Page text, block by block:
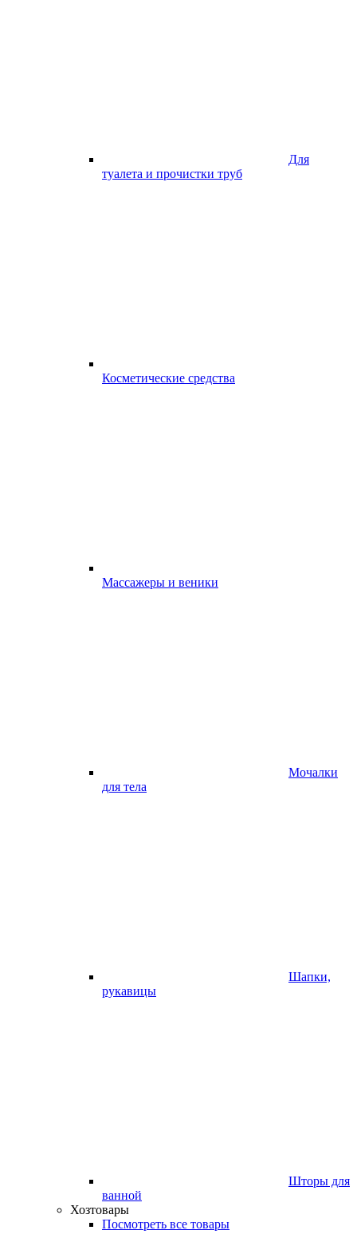
Для
туалета и прочистки труб
Косметические средства
Массажеры и веники
Мочалки
для тела
Шапки,
рукавицы
Шторы для
ванной
Хозтовары
Посмотреть все товары